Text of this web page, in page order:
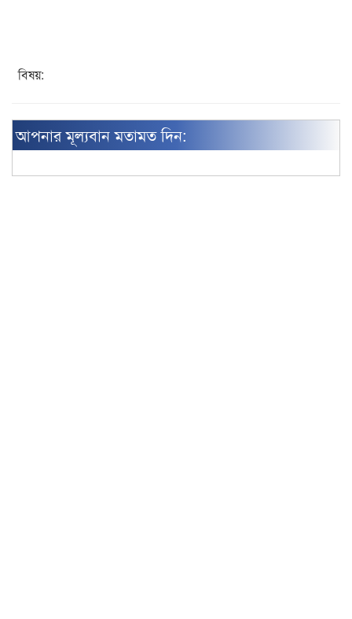
বিষয়:
আপনার মূল্যবান মতামত দিন: